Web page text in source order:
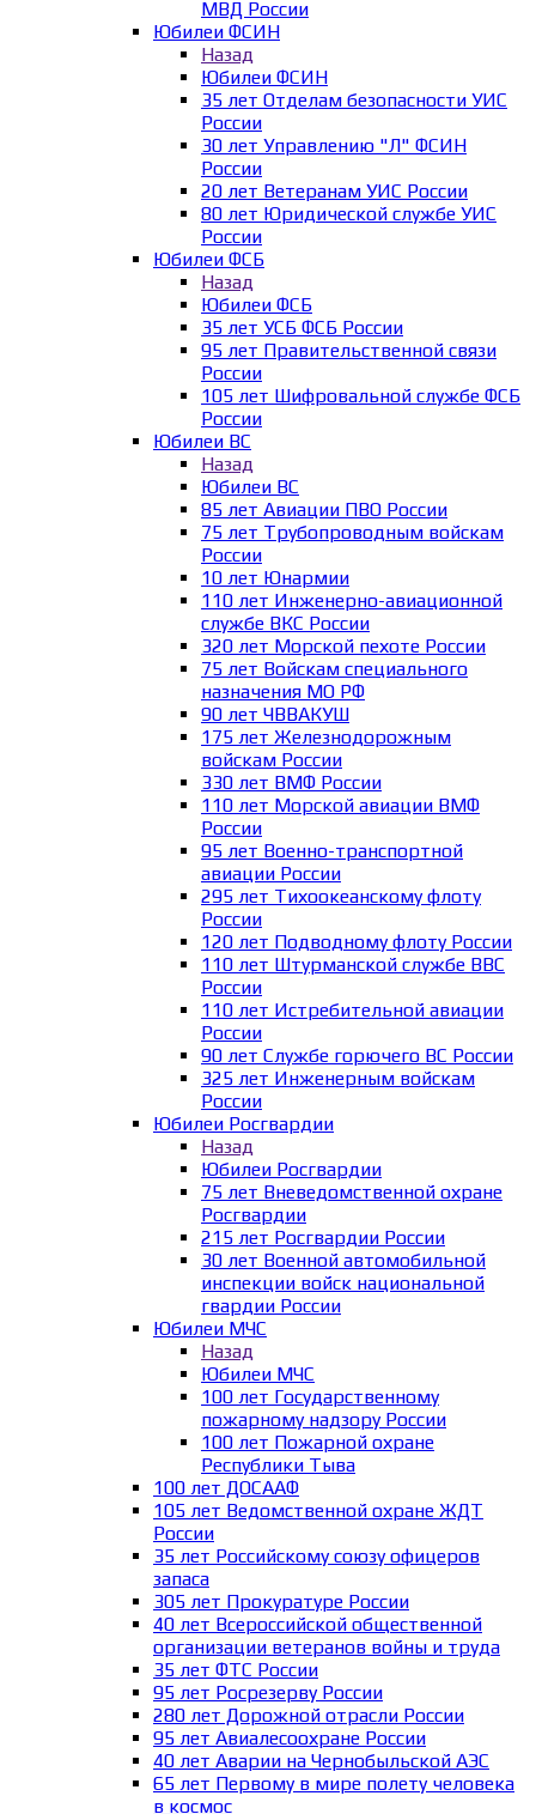
МВД России
Юбилеи ФСИН
Назад
Юбилеи ФСИН
35 лет Отделам безопасности УИС
России
30 лет Управлению "Л" ФСИН
России
20 лет Ветеранам УИС России
80 лет Юридической службе УИС
России
Юбилеи ФСБ
Назад
Юбилеи ФСБ
35 лет УСБ ФСБ России
95 лет Правительственной связи
России
105 лет Шифровальной службе ФСБ
России
Юбилеи ВС
Назад
Юбилеи ВС
85 лет Авиации ПВО России
75 лет Трубопроводным войскам
России
10 лет Юнармии
110 лет Инженерно-авиационной
службе ВКС России
320 лет Морской пехоте России
75 лет Войскам специального
назначения МО РФ
90 лет ЧВВАКУШ
175 лет Железнодорожным
войскам России
330 лет ВМФ России
110 лет Морской авиации ВМФ
России
95 лет Военно-транспортной
авиации России
295 лет Тихоокеанскому флоту
России
120 лет Подводному флоту России
110 лет Штурманской службе ВВС
России
110 лет Истребительной авиации
России
90 лет Службе горючего ВС России
325 лет Инженерным войскам
России
Юбилеи Росгвардии
Назад
Юбилеи Росгвардии
75 лет Вневедомственной охране
Росгвардии
215 лет Росгвардии России
30 лет Военной автомобильной
инспекции войск национальной
гвардии России
Юбилеи МЧС
Назад
Юбилеи МЧС
100 лет Государственному
пожарному надзору России
100 лет Пожарной охране
Республики Тыва
100 лет ДОСААФ
105 лет Ведомственной охране ЖДТ
России
35 лет Российскому союзу офицеров
запаса
305 лет Прокуратуре России
40 лет Всероссийской общественной
организации ветеранов войны и труда
35 лет ФТС России
95 лет Росрезерву России
280 лет Дорожной отрасли России
95 лет Авиалесоохране России
40 лет Аварии на Чернобыльской АЭС
65 лет Первому в мире полету человека
в космос